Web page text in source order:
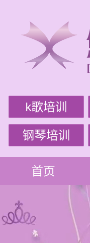
k歌培训
钢琴培训
首页